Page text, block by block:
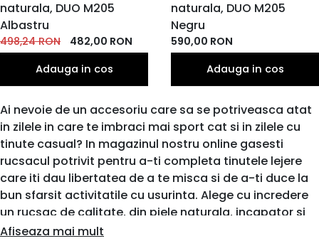
naturala, DUO M205
Albastru
498,24RON 482,00 RON
Adauga in cos
naturala, DUO M205
Negru
590,00 RON
Adauga in cos
Ai nevoie de un accesoriu care sa se potriveasca atat
in zilele in care te imbraci mai sport cat si in zilele cu
tinute casual? In magazinul nostru online gasesti
rucsacul potrivit pentru a-ti completa tinutele lejere
care iti dau libertatea de a te misca si de a-ti duce la
bun sfarsit activitatile cu usurinta. Alege cu incredere
un rucsac de calitate, din piele naturala, incapator si
modern, care sa iti fie mereu alaturi!
Afiseaza mai mult